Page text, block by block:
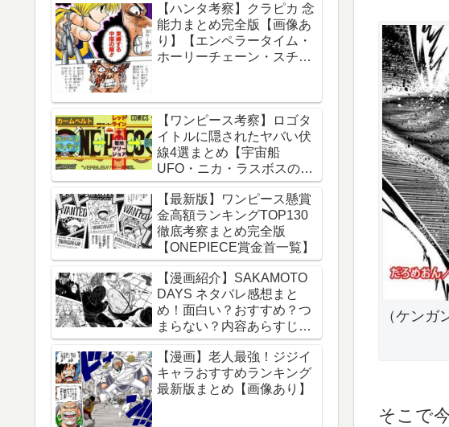
（ケン
そこで
【ハンタ考察】クラピカ 念
能力まとめ完全版【画像あ
り】【エンペラータイム・
ホーリーチェーン・スチー
ン】
【ワンピース考察】ロゴタ
イトルに隠されたヤバい伏
線4選まとめ【宇宙船
UFO・ニカ・ラスボスのイ
ム様・グランドライン】
【最新版】ワンピース懸賞
金高額ランキングTOP130
徹底考察まとめ完全版
【ONEPIECE賞金首一覧】
【漫画紹介】SAKAMOTO
DAYS ネタバレ感想まと
め！面白い？おすすめ？つ
まらない？内容あらすじレ
ビュー【サカモトデイズ】
【漫画】老人最強！ジジイ
キャラおすすめランキング
最新版まとめ【画像あり】